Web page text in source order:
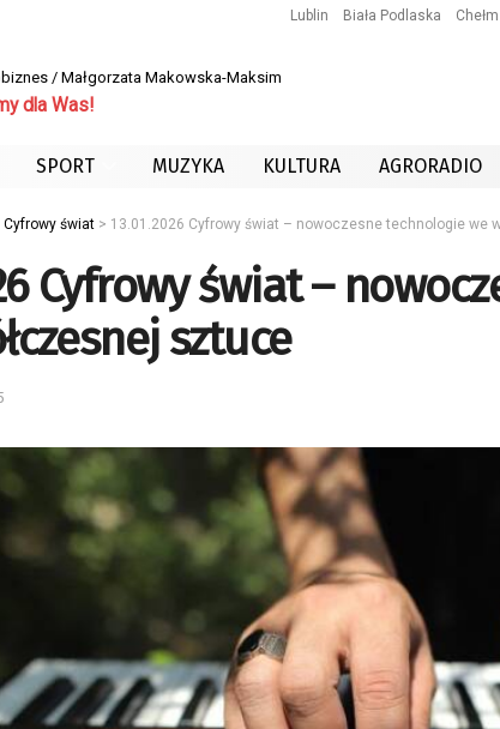
Lublin Biała Podlaska Chełm
/ Małgorzata Makowska-Maksim
dla Was!
SPORT MUZYKA KULTURA AGRORADIO
Cyfrowy świat > 13.01.2026 Cyfrowy świat – nowoczesne technologie we
Cyfrowy świat –
sztuce